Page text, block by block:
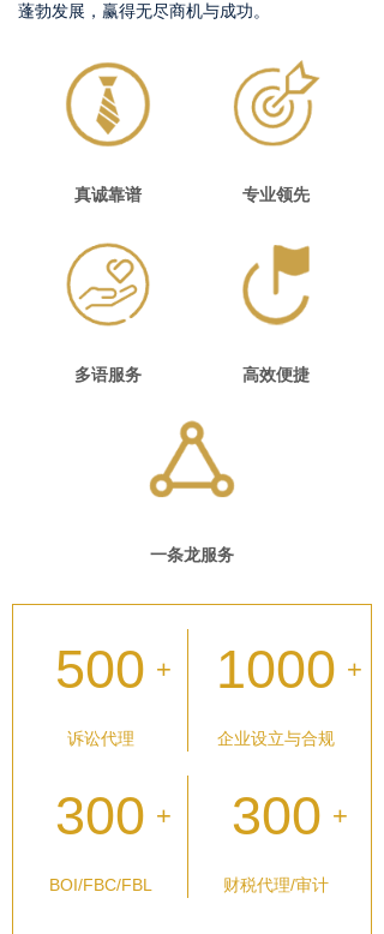
蓬勃发展，赢得无尽商机与成功。
真诚靠谱 专业领先
多语服务 高效便捷
一条龙服务
500 +
诉讼代理
1000 +
企业设立与合规
300 +
BOI/FBC/FBL
300 +
财税代理/审计